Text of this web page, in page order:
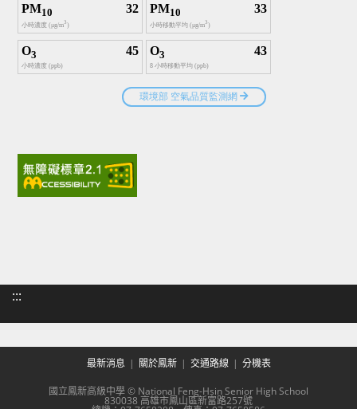
:::
最新消息 關於鳳新 交通路線 分機表
國立鳳新高級中學 © National Feng-Hsin Senior High School
830038 高雄市鳳山區新富路257號